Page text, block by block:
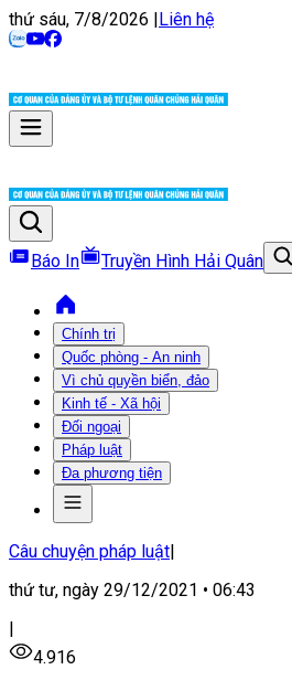
thứ sáu, 7/8/2026 |Liên hệ
Báo In Truyền Hình Hải Quân
Chính trị
Quốc phòng - An ninh
Vì chủ quyền biển, đảo
Kinh tế - Xã hội
Đối ngoại
Pháp luật
Đa phương tiện
Câu chuyện pháp luật|
thứ tư, ngày 29/12/2021 • 06:43
|
4.916